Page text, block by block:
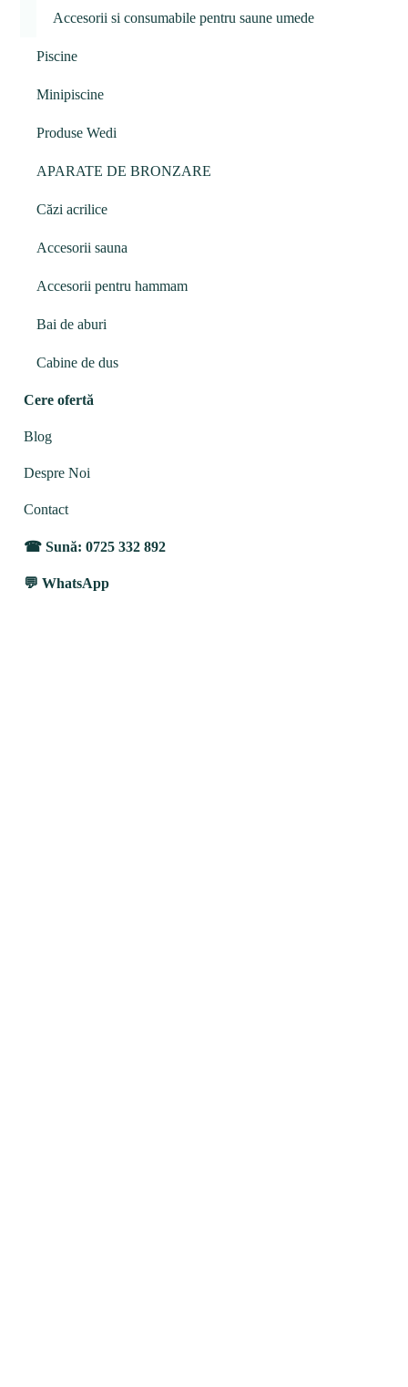
Accesorii si consumabile pentru saune umede
Piscine
Minipiscine
Produse Wedi
APARATE DE BRONZARE
Căzi acrilice
Accesorii sauna
Accesorii pentru hammam
Bai de aburi
Cabine de dus
Cere ofertă
Blog
Despre Noi
Contact
Sună: 0725 332 892
WhatsApp